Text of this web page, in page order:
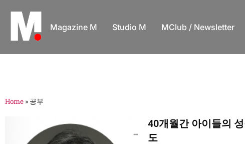
Magazine M Studio M MClub / Newsletter
Home » 공부
40개월간 아이들의
도